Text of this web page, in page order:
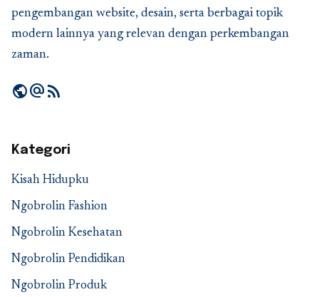
pengembangan website, desain, serta berbagai topik
modern lainnya yang relevan dengan perkembangan
zaman.
publicalternate_emailrss_feed
Kategori
Kisah Hidupku
Ngobrolin Fashion
Ngobrolin Kesehatan
Ngobrolin Pendidikan
Ngobrolin Produk